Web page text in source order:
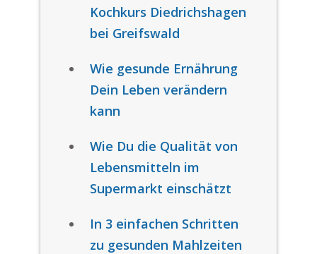
Kochkurs Diedrichshagen
bei Greifswald
Wie gesunde Ernährung
Dein Leben verändern
kann
Wie Du die Qualität von
Lebensmitteln im
Supermarkt einschätzt
In 3 einfachen Schritten
zu gesunden Mahlzeiten